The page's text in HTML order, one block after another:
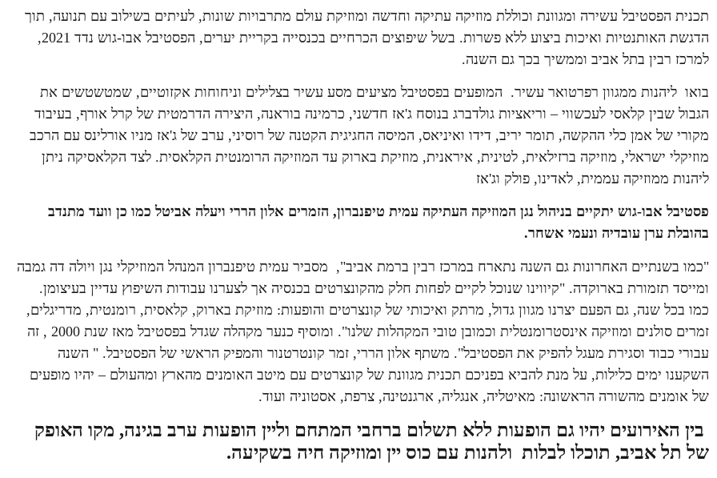
תכנית הפסטיבל עשירה ומגוונת וכוללת מוזיקה עתיקה וחדשה ומוזיקת עולם מתרבויות שונות, לעיתים בשילוב עם תנועה, תוך
הדגשת האותנטיות ואיכות ביצוע ללא פשרות. בשל שיפוצים הכרחיים בכנסייה בקריית יערים, הפסטיבל אבו-גוש נדד 2021,
למרכז רבין בתל אביב וממשיך בכך גם השנה.
בואו ליהנות ממגוון רפרטואר עשיר. המופעים בפסטיבל מציעים מסע עשיר בצלילים וניחוחות אקזוטיים, שמטשטשים את
הגבול שבין קלאסי לעכשווי – וריאציות גולדברג בנוסח ג'אז חדשני, כרמינה בוראנה, היצירה הדרמטית של קרל אורף, בעיבוד
מקורי של אמן כלי ההקשה, תומר יריב, דידו ואיניאס, המיסה החגיגית הקטנה של רוסיני, ערב של ג'אז מניו אורלינס עם הרכב
מוזיקלי ישראלי, מוזיקה ברזילאית, לטינית, איראנית, מוזיקת בארוק עד המוזיקה הרומנטית הקלאסית. לצד הקלאסיקה ניתן
ליהנות ממוזיקה עממית, לאדינו, פולק וג'אז
פסטיבל אבו-גוש יתקיים בניהול נגן המוזיקה העתיקה עמית טיפנברון, הזמרים אלון הררי ויעלה אביטל כמו כן וועד מתנדב
בהובלת ערן עובדיה ונעמי אשחר.
"כמו בשנתיים האחרונות גם השנה נתארח במרכז רבין ברמת אביב", מסביר עמית טיפנברון המנהל המוזיקלי נגן ויולה דה גמבה
ומייסד תזמורת בארוקדה. "קיווינו שנוכל לקיים לפחות חלק מהקונצרטים בכנסיה אך לצערנו עבודות השיפוץ עדיין בעיצומן.
כמו בכל שנה, גם הפעם יצרנו מגוון גדול, מרתק ואיכותי של קונצרטים והופעות: מוזיקת בארוק, קלאסית, רומנטית, מדריגלים,
זמרים סולנים ומוזיקה אינסטרומנטלית וכמובן טובי המקהלות שלנו". ומוסיף כנער מקהלה שגדל בפסטיבל מאז שנת 2000 , זה
עבורי כבוד וסגירת מעגל להפיק את הפסטיבל". משתף אלון הררי, זמר קונטרטנור והמפיק הראשי של הפסטיבל. " השנה
השקענו ימים כלילות, על מנת להביא בפניכם תכנית מגוונת של קונצרטים עם מיטב האומנים מהארץ ומהעולם – יהיו מופעים
של אומנים מהשורה הראשונה: מאיטליה, אנגליה, ארגנטינה, צרפת, אסטוניה ועוד.
בין האירועים יהיו גם הופעות ללא תשלום ברחבי המתחם וליין הופעות ערב בגינה, מקו האופק
של תל אביב, תוכלו לבלות ולהנות עם כוס יין ומוזיקה חיה בשקיעה.